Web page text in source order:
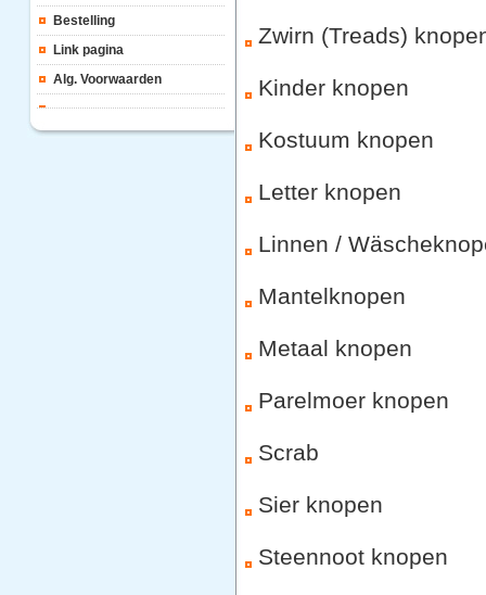
Bestelling
Link pagina
Alg. Voorwaarden
Zwirn (Treads)
Kinder knopen
Kostuum knopen
Letter knopen
Linnen /
Mantelknopen
Metaal knopen
Parelmoer knopen
Scrab
Sier knopen
Steennoot knopen